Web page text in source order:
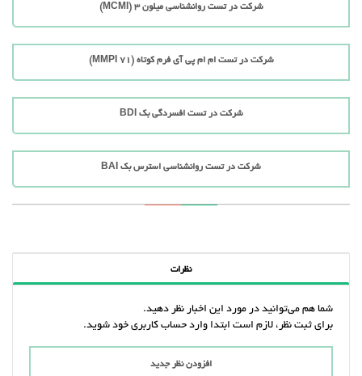
شرکت در تست روانشناسی میلون 3 (MCMI)
شرکت در تست ام ام پی آی فرم کوتاه (71 MMPI)
شرکت در تست افسردگی بک BDI
شرکت در تست روانشناسی استرس بک BAI
نظرات
شما هم می‌توانید در مورد این اخبار نظر دهید.
برای ثبت نظر، لازم است ابتدا وارد حساب کاربری خود شوید.
افزودن نظر جدید